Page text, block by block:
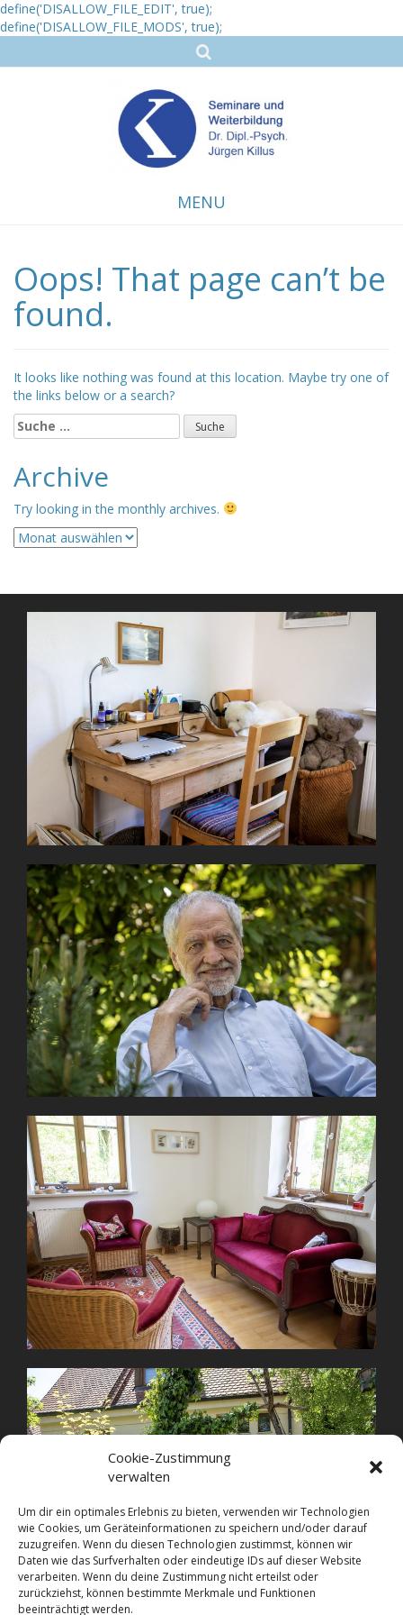
Cookie-Zustimmung
verwalten
Um dir ein optimales Erlebnis zu bieten, verwenden wir Technologien
wie Cookies, um Geräteinformationen zu speichern und/oder darauf
zuzugreifen. Wenn du diesen Technologien zustimmst, können wir
Daten wie das Surfverhalten oder eindeutige IDs auf dieser Website
verarbeiten. Wenn du deine Zustimmung nicht erteilst oder
zurückziehst, können bestimmte Merkmale und Funktionen
beeinträchtigt werden.
define('DISALLOW_FILE_EDIT', true);
define('DISALLOW_FILE_MODS', true);
MENU
to
content
Oops! That page can’t be
found.
It looks like nothing was found at this location. Maybe try one of
the links below or a search?
Suche
nach:
Archive
Try looking in the monthly archives.
Archive